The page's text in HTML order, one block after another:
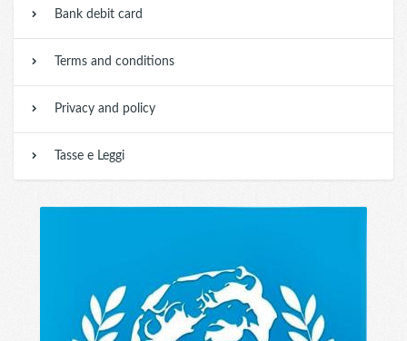
Bank debit card
Terms and conditions
Privacy and policy
Tasse e Leggi